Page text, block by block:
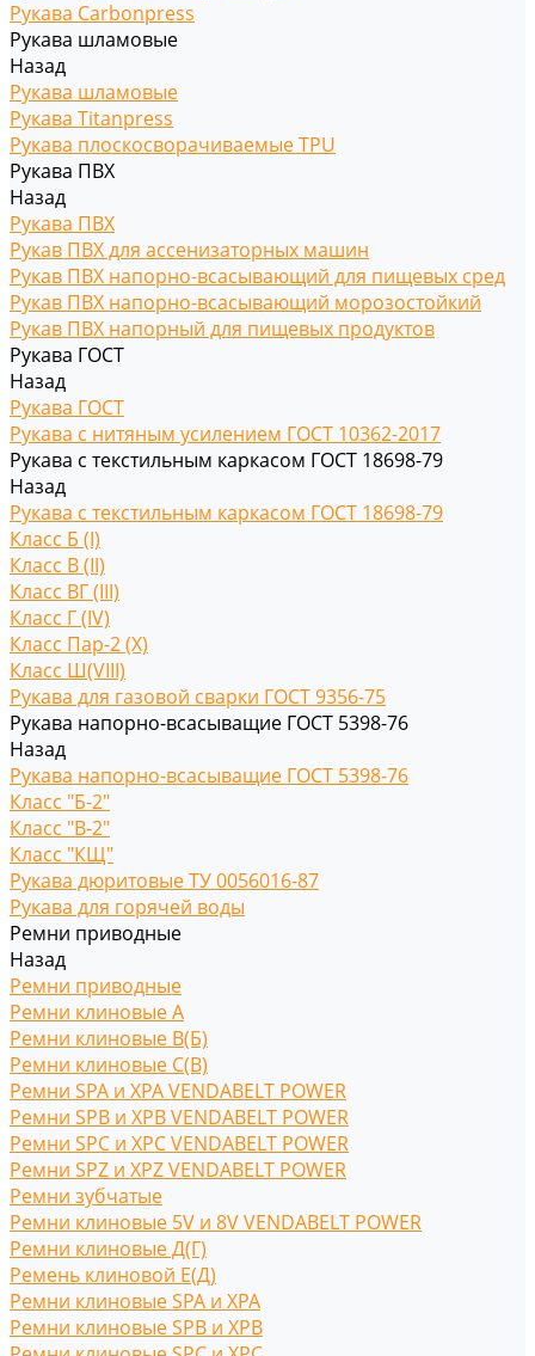
Рукава Carbonpress
Рукава шламовые
Назад
Рукава шламовые
Рукава Titanpress
Рукава плоскосворачиваемые TPU
Рукава ПВХ
Назад
Рукава ПВХ
Рукав ПВХ для ассенизаторных машин
Рукав ПВХ напорно-всасывающий для пищевых сред
Рукав ПВХ напорно-всасывающий морозостойкий
Рукав ПВХ напорный для пищевых продуктов
Рукава ГОСТ
Назад
Рукава ГОСТ
Рукава с нитяным усилением ГОСТ 10362-2017
Рукава с текстильным каркасом ГОСТ 18698-79
Назад
Рукава с текстильным каркасом ГОСТ 18698-79
Класс Б (I)
Класс В (II)
Класс ВГ (III)
Класс Г (IV)
Класс Пар-2 (X)
Класс Ш(VIII)
Рукава для газовой сварки ГОСТ 9356-75
Рукава напорно-всасыващие ГОСТ 5398-76
Назад
Рукава напорно-всасыващие ГОСТ 5398-76
Класс "Б-2"
Класс "В-2"
Класс "КЩ"
Рукава дюритовые ТУ 0056016-87
Рукава для горячей воды
Ремни приводные
Назад
Ремни приводные
Ремни клиновые A
Ремни клиновые В(Б)
Ремни клиновые С(B)
Ремни SPA и XPA VENDABELT POWER
Ремни SPB и XPB VENDABELT POWER
Ремни SPC и XPC VENDABELT POWER
Ремни SPZ и XPZ VENDABELT POWER
Ремни зубчатые
Ремни клиновые 5V и 8V VENDABELT POWER
Ремни клиновые Д(Г)
Ремень клиновой Е(Д)
Ремни клиновые SPA и XPA
Ремни клиновые SPB и XPB